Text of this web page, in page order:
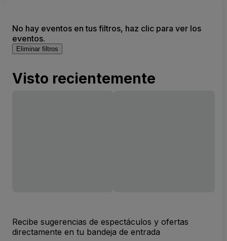
No hay eventos en tus filtros, haz clic para ver los
eventos.
Eliminar filtros
Visto recientemente
Recibe sugerencias de espectáculos y ofertas
directamente en tu bandeja de entrada